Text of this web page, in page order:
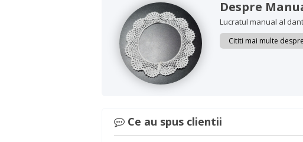
Despre
Lucratul manual al
Cititi mai multe
Ce au spus clientii